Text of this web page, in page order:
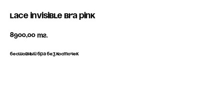
Lace invisible bra pink
8900,00 тг.
Бесшовный бра без косточек